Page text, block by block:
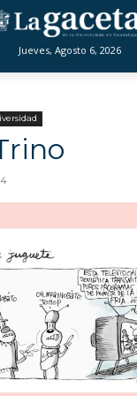
Jueves, Agosto 6, 2026